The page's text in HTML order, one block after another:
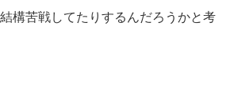
構苦戦してたりするんだろうかと考